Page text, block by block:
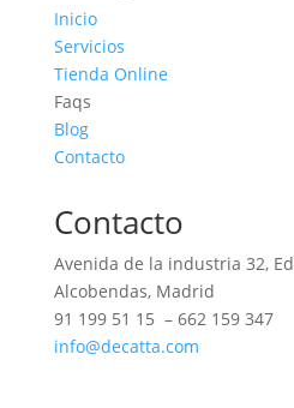
Inicio
Servicios
Tienda Online
Faqs
Blog
Contacto
Contacto
Avenida de la industria 32,
Alcobendas, Madrid
91 199 51 15 – 662 159 347
info@decatta.com